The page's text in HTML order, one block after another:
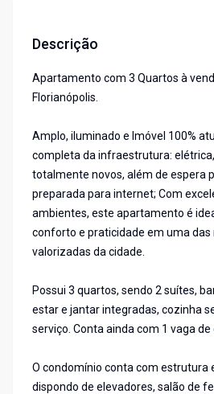
Descrição
Apartamento com 3 Quartos à
Florianópolis.
Amplo, iluminado e Imóvel 100%
completa da infraestrutura:
totalmente novos, além de espera
preparada para internet; Com
ambientes, este apartamento é
conforto e praticidade em uma das
valorizadas da cidade.
Possui 3 quartos, sendo 2 suítes,
estar e jantar integradas, cozinha
serviço. Conta ainda com 1 vaga
O condomínio conta com estrutura
dispondo de elevadores, salão de